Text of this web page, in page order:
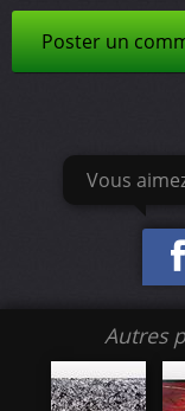
Poster un
Vous
Autres